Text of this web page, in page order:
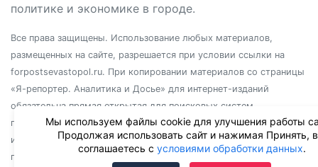
политике и экономике в городе.
Все права защищены. Использование любых материалов,
размещенных на сайте, разрешается при условии ссылки на
forpostsevastopol.ru. При копировании материалов со страницы
«Я-репортер. Аналитика и Досье» для интернет-изданий
обязательна прямая открытая для поисковых систем
гиперссылка. Независимо от полного или частичного
использования материалов, ссылка должна быть размещена в
подзаголовке или первом абзаце материала.
Мы используем файлы cookie для улучшения работы
Продолжая использовать сайт и нажимая Принять,
соглашаетесь с условиями обработки данных.